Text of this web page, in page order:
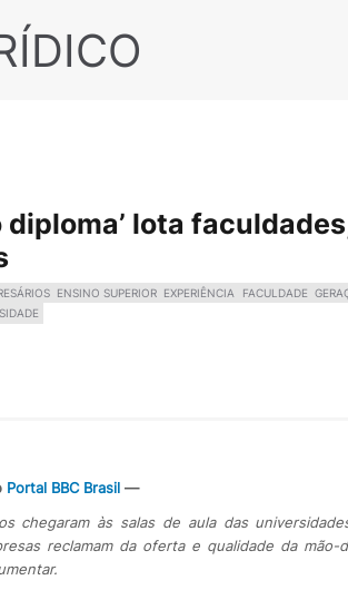
diploma’ lota
ENSINO SUPERIOR EXPERIÊNCIA FACULDADE
Portal BBC Brasil—
chegaram às salas de aula das
reclamam da oferta e qualidade da